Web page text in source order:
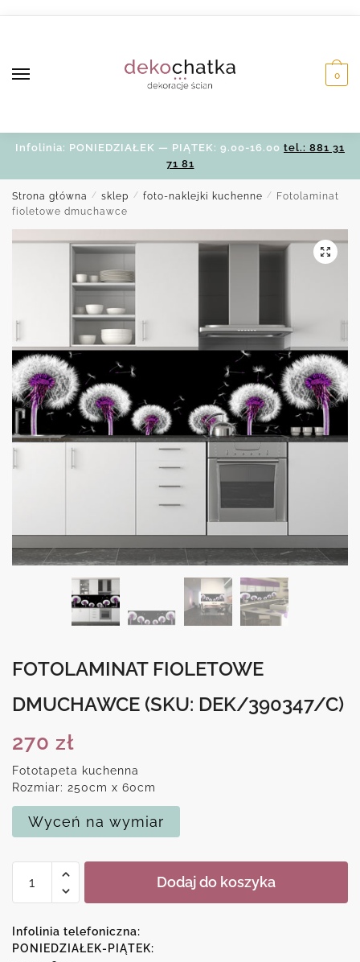
0
Infolinia: PONIEDZIAŁEK — PIĄTEK: 9.00-16.00 tel.: 881 31
71 81
Strona główna / sklep / foto-naklejki kuchenne /
Fotolaminat
fioletowe dmuchawce
FOTOLAMINAT FIOLETOWE
DMUCHAWCE (SKU: DEK/390347/C)
270 zł
Fototapeta kuchenna
Rozmiar: 250cm x 60cm
Wyceń na wymiar
Fotolaminat
dmuchawce
Dodaj do koszyka
Infolinia telefoniczna:
PONIEDZIAŁEK-PIĄTEK: